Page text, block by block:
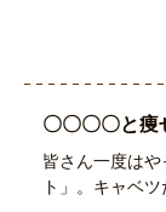
〇〇〇〇と
皆さん一度は
ト」。キャベ